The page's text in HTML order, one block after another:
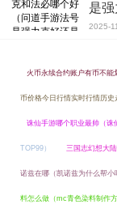
是强
2025-
火币永续合约账户有币不
币价格今日行情实时行情历史
诛仙手游哪个职业最帅（诛
TOP99） 三国志幻想大
诺兹在哪（凯诺兹为什么帮小
料怎么做（mc青色染料制作方